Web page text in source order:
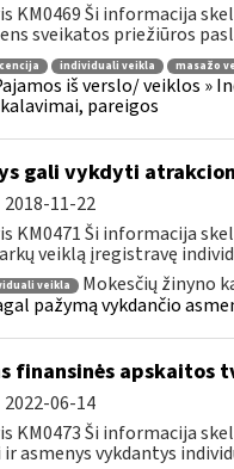
KM0469 Ši informacija
sveikatos priežiūros
individuali veikla masažo
iš verslo/ veiklos »
pareigos
gali vykdyti
2018-11-22
KM0471 Ši informacija
veiklą įregistravę
veikla Mokesčių žinyno
pažymą vykdančio
finansinės apskaitos
2022-06-14
KM0473 Ši informacija
asmenys vykdantys